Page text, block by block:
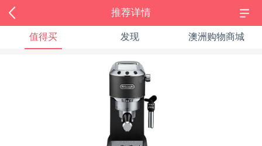
推荐详情
值得买 发现 澳洲购物商城